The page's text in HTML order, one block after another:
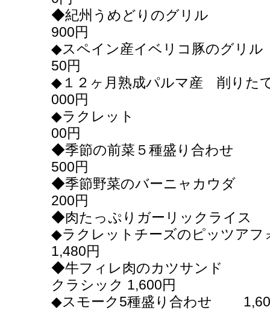
◆紀州うめど
900円
◆スペイン産イベリコ
50円
◆１２ヶ月熟成パルマ産 削り
000円
◆ラクレ
00円
◆季節の前菜５
500円
◆季節野菜のバ
200円
◆肉たっぷりガーリックラ
◆ラクレットチーズのピッツ
1,480円
◆牛フィレ肉のカツサンド
クラシック 1,600円
◆スモーク5種盛り合わせ